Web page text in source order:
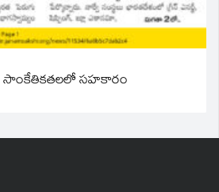
సాంకేతికతలలో సహకారం